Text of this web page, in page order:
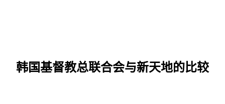
韩国基督教总联合会与新天地的比较